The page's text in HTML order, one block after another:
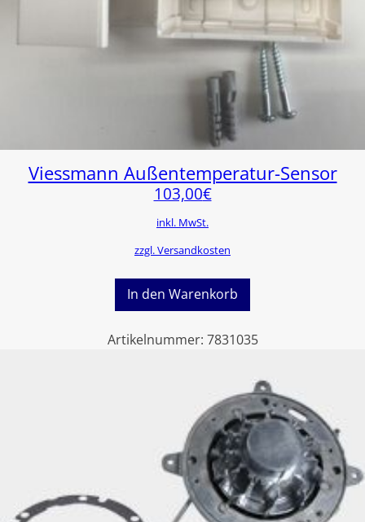
Viessmann Außentemperatur-Sensor
103,00€
inkl. MwSt.
zzgl. Versandkosten
In den Warenkorb
Artikelnummer: 7831035